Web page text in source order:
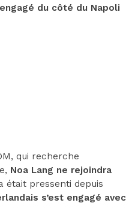
du côté du Napoli
qui recherche
Noa Lang ne rejoindra
était pressenti depuis
s’est engagé avec